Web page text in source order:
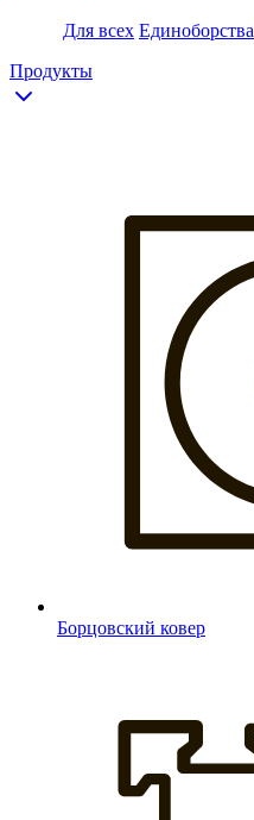
Для всех Единоборства
Продукты
Борцовский ковер